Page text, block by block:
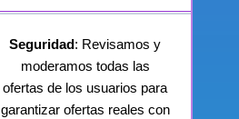
Seguridad: Revisamos y
moderamos todas las
ofertas de los usuarios para
garantizar ofertas reales con